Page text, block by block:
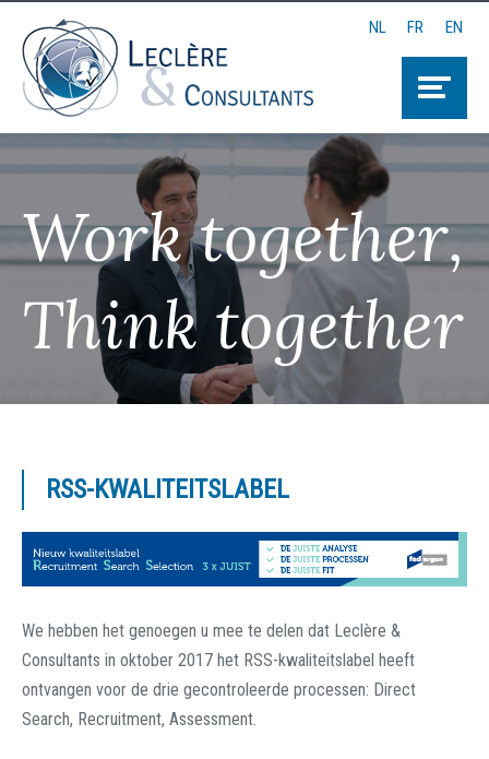
Work together,
Think together
NL FR EN
RSS-KWALITEITSLABEL
We hebben het genoegen u mee te delen dat Leclère &
Consultants in oktober 2017 het RSS-kwaliteitslabel heeft
ontvangen voor de drie gecontroleerde processen: Direct
Search, Recruitment, Assessment.